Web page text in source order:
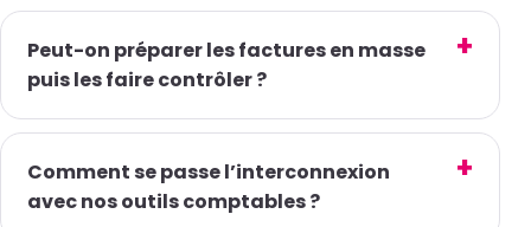
Peut-on préparer les factures en masse
puis les faire contrôler ?
Comment se passe l’interconnexion
avec nos outils comptables ?